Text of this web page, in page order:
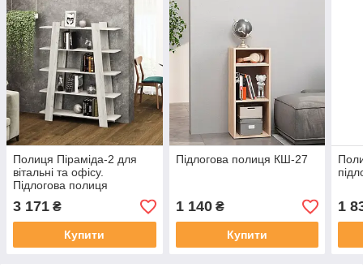
Полиця Піраміда-2 для
вітальні та офісу.
Підлогова полиця
3 171 ₴
Купити
Підлогова полиця КШ-27
1 140₴
Купити
1